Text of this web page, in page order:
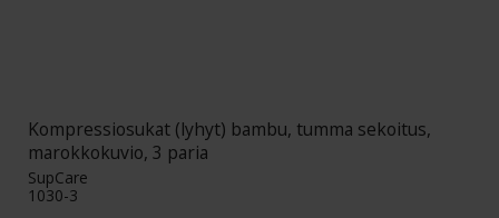
Kompressiosukat (lyhyt) bambu, tumma sekoitus,
marokkokuvio, 3 paria
SupCare
1030-3